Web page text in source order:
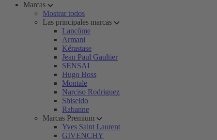
Marcas
Mostrar todos
Las principales marcas
Lancôme
Armani
Kérastase
Jean Paul Gaultier
SENSAI
Hugo Boss
Montale
Narciso Rodriguez
Shiseido
Rabanne
Marcas Premium
Yves Saint Laurent
GIVENCHY